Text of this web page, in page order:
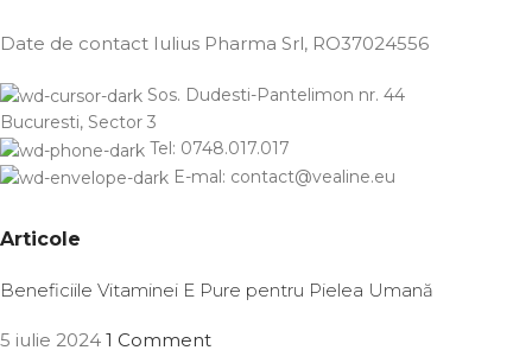
Date de contact Iulius Pharma Srl, RO37024556
Sos. Dudesti-Pantelimon nr. 44
Bucuresti, Sector 3
Tel: 0748.017.017
E-mal: contact@vealine.eu
Articole
Beneficiile Vitaminei E Pure pentru Pielea Umană
5 iulie 2024 1 Comment